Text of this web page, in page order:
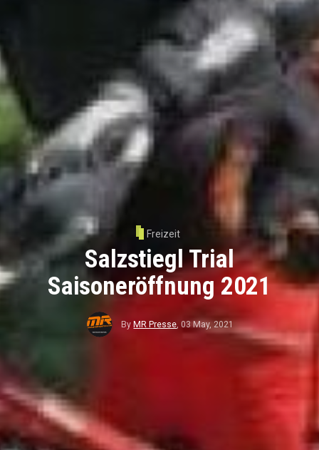
Freizeit
Salzstiegl Trial
Saisoneröffnung 2021
By MR Presse,03 May, 2021